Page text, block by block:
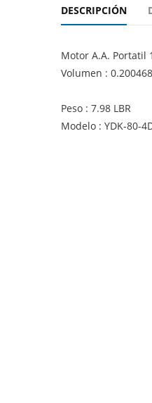
DESCRIPCIÓN
Motor A.A. Portatil
Volumen :
Peso : 7.98 LBR
Modelo : YDK-80-